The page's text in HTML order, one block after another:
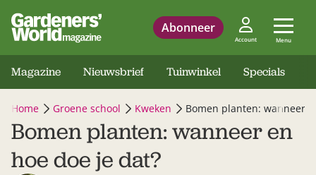
Abonneer
Account Menu
Magazine Nieuwsbrief Tuinwinkel Specials
Home Groene school Kweken Bomen planten: wanneer
Bomen planten: wanneer en
hoe doe je dat?